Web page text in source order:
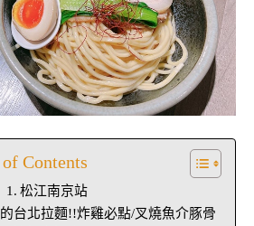
Contents
松江南京站
台北拉麵!!炸雞必點/叉燒魚介豚骨